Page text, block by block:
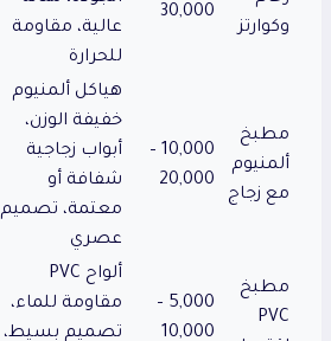
وكوارتز
30,000
عالية، مقاومة
للحرارة
مطبخ
ألمنيوم
مع زجاج
10,000 –
20,000
هياكل ألمنيوم
خفيفة الوزن،
أبواب زجاجية
شفافة أو
معتمة، تصميم
عصري
مطبخ
PVC
5,000 –
10,000
ألواح PVC
مقاومة للماء،
تصميم بسيط،